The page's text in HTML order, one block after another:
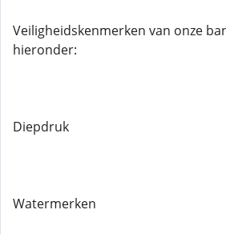
Veiligheidskenmerken van onze
hieronder:
Diepdruk
Watermerken